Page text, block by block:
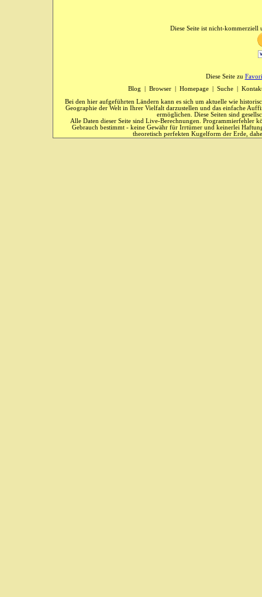
Diese Seite ist nicht-kommerziell
Diese Seite zu
Blog
Browser| Homepage| Suche|
Bei den hier aufgeführten Ländern kann es sich um aktuelle wie
Geographie der Welt in Ihrer Vielfalt darzustellen und das einfache
ermöglichen. Diese Seiten sind
Alle Daten dieser Seite sind Live-Berechnungen. Programmierfehler
Gebrauch bestimmt - keine Gewähr für Irrtümer und keinerlei
theoretisch perfekten Kugelform der Erde,